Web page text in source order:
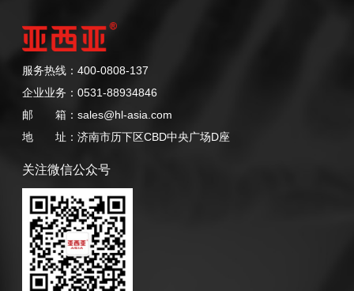
服务热线：400-0808-137
企业业务：0531-88934846
邮 箱：sales@hl-asia.com
地 址：济南市历下区CBD中央广场D座
关注微信公众号